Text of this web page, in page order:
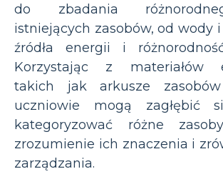
do zbadania
istniejących zasobów, od wody
źródła energii i
Korzystając z materiałów
takich jak arkusze zasobów
uczniowie mogą zagłębić
kategoryzować różne
zrozumienie ich znaczenia i
zarządzania.